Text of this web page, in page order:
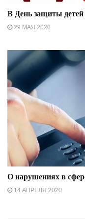
В День защиты детей
29 МАЯ 2020
О нарушениях в
14 АПРЕЛЯ 2020